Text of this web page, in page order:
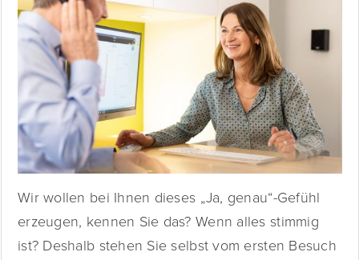
Wir wollen bei Ihnen dieses „Ja, genau“-Gefühl
erzeugen, kennen Sie das? Wenn alles stimmig
ist? Deshalb stehen Sie selbst vom ersten Besuch